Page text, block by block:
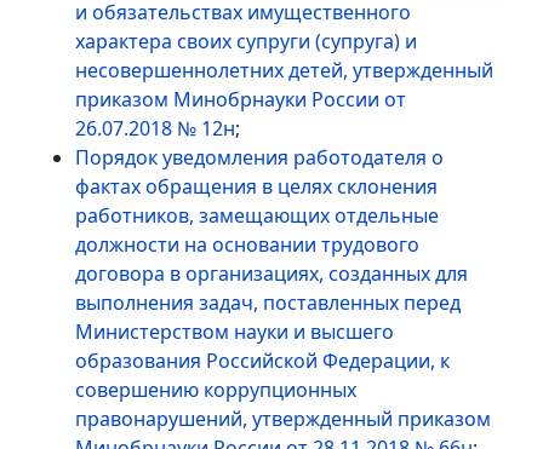
и обязательствах имущественного
характера своих супруги (супруга) и
несовершеннолетних детей, утвержденный
приказом Минобрнауки России от
26.07.2018 № 12н;
Порядок уведомления работодателя о
фактах обращения в целях склонения
работников, замещающих отдельные
должности на основании трудового
договора в организациях, созданных для
выполнения задач, поставленных перед
Министерством науки и высшего
образования Российской Федерации, к
совершению коррупционных
правонарушений, утвержденный приказом